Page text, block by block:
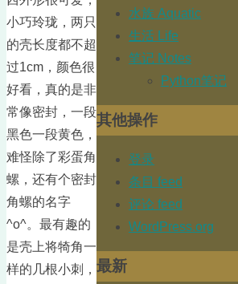
小巧玲珑，两只
的壳长度都不超
过1cm，颜色很
好看，真的是非
常像密封，一段
黑色一段黄色，
难怪除了彩蛋角
螺，还有个密封
角螺的名字
^o^。最有趣的
是壳上将犄角一
样的几根小刺，
水族 Aquatic
生活 Life
笔记 Notes
Python笔记
其他操作
登录
条目 feed
评论 feed
WordPress.org
最新